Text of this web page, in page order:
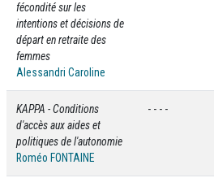
fécondité sur les
intentions et décisions de
départ en retraite des
femmes
Alessandri Caroline
KAPPA - Conditions
d'accès aux aides et
politiques de l'autonomie
Roméo FONTAINE
- - - -